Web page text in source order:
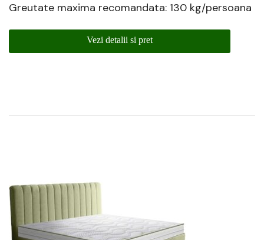
Greutate maxima recomandata: 130 kg/persoana
Vezi detalii si pret